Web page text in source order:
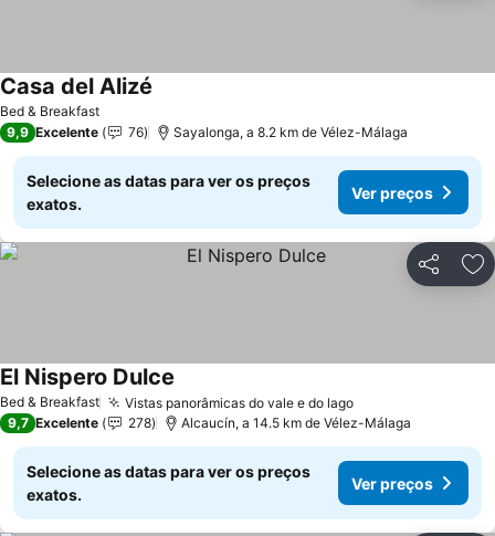
Bed & Breakfast
Casa del Alizé
9,9 Excelente 76 Sayalonga, a 8.2 km de Vélez-Málaga
Selecione as datas para ver os preços
exatos.
Ver preços
Partilhar
Bed & Breakfast Vistas panorâmicas do vale e do lago
El Nispero Dulce
9,7 Excelente 278 Alcaucín, a 14.5 km de Vélez-Málaga
Selecione as datas para ver os preços
exatos.
Ver preços